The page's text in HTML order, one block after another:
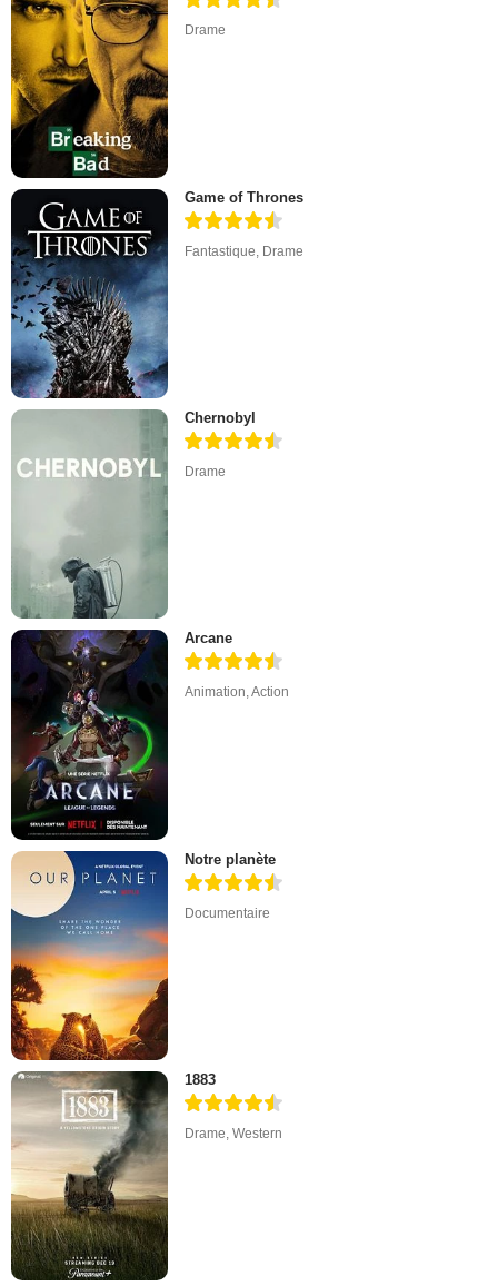
Drame
Game of Thrones
Fantastique Drame
Chernobyl
Drame
Arcane
Animation,Action
Notre planète
Documentaire
1883
Drame,Western